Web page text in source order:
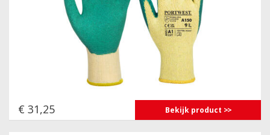
€ 31,25 Bekijk product